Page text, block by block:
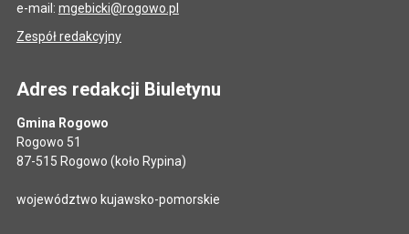
e-mail: mgebicki@rogowo.pl
Zespół redakcyjny
Adres redakcji Biuletynu
Gmina Rogowo
Rogowo 51
87-515 Rogowo (koło Rypina)
województwo kujawsko-pomorskie